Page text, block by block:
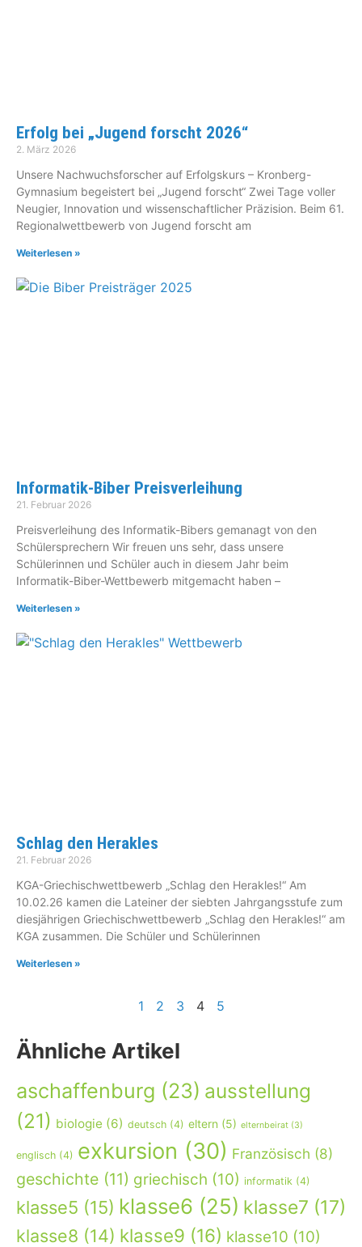
Erfolg bei „Jugend forscht 2026“
2. März 2026
Unsere Nachwuchsforscher auf Erfolgskurs – Kronberg-
Gymnasium begeistert bei „Jugend forscht“ Zwei Tage voller
Neugier, Innovation und wissenschaftlicher Präzision. Beim 61.
Regionalwettbewerb von Jugend forscht am
Weiterlesen »
Informatik-Biber Preisverleihung
21. Februar 2026
Preisverleihung des Informatik-Bibers gemanagt von den
Schülersprechern Wir freuen uns sehr, dass unsere
Schülerinnen und Schüler auch in diesem Jahr beim
Informatik-Biber-Wettbewerb mitgemacht haben –
Weiterlesen »
Schlag den Herakles
21. Februar 2026
KGA-Griechischwettbewerb „Schlag den Herakles!“ Am
10.02.26 kamen die Lateiner der siebten Jahrgangsstufe zum
diesjährigen Griechischwettbewerb „Schlag den Herakles!“ am
KGA zusammen. Die Schüler und Schülerinnen
Weiterlesen »
1 2 3 4 5
Ähnliche Artikel
aschaffenburg (23) ausstellung
(21) biologie (6) deutsch (4) eltern (5) elternbeirat (3)
englisch (4) exkursion (30) Französisch (8)
geschichte (11) griechisch (10) informatik (4)
klasse5 (15) klasse6 (25) klasse7 (17)
klasse8 (14) klasse9 (16) klasse10 (10)